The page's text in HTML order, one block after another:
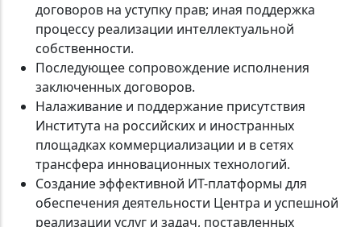
договоров на уступку прав; иная поддержка
процессу реализации интеллектуальной
собственности.
Последующее сопровождение исполнения
заключенных договоров.
Налаживание и поддержание присутствия
Института на российских и иностранных
площадках коммерциализации и в сетях
трансфера инновационных технологий.
Создание эффективной ИТ-платформы для
обеспечения деятельности Центра и успешной
реализации услуг и задач, поставленных